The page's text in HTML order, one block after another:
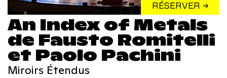
RÉSERVER →
An Index of Metals
de Fausto Romitelli
et Paolo Pachini
Miroirs Étendus